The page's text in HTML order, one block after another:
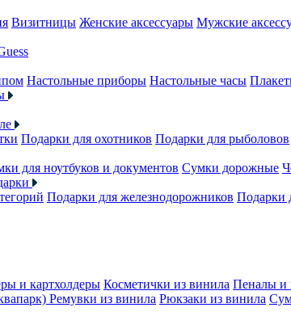
Визитницы Женские аксессуары Мужские
Настольные приборы Настольные часы
Подарки для охотников Подарки для рыболовов
для ноутбуков и документов Сумки дорожные
Подарки для железнодорожников Подарки
и картхолдеры Косметички из винила Пеналы и
Ремувки из винила Рюкзаки из винила